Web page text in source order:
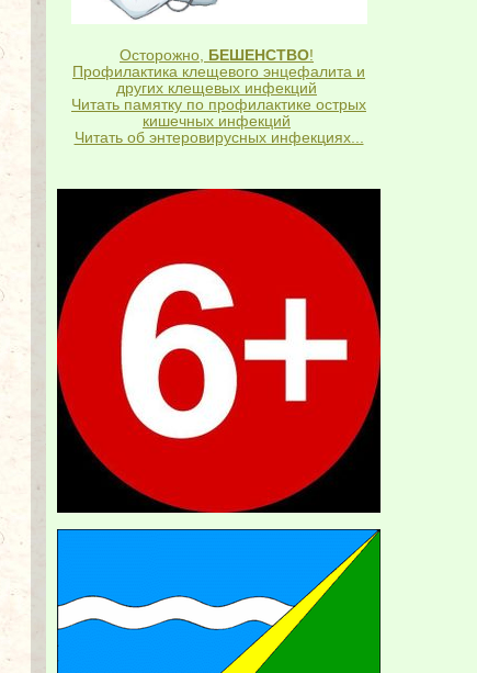
Осторожно, БЕШЕНСТВО!
Профилактика клещевого энцефалита и
других клещевых инфекций
Читать памятку по профилактике острых
кишечных инфекций
Читать об энтеровирусных инфекциях...